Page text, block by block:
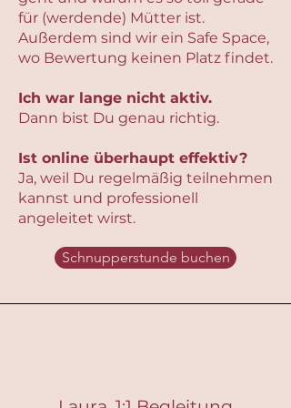
für (werdende) Mütter ist.
Außerdem sind wir ein Safe Space,
wo Bewertung keinen Platz findet.
Ich war lange nicht aktiv.
Dann bist Du genau richtig.
Ist online überhaupt effektiv?
Ja, weil Du regelmäßig teilnehmen
kannst und professionell
angeleitet wirst.
Schnupperstunde buchen